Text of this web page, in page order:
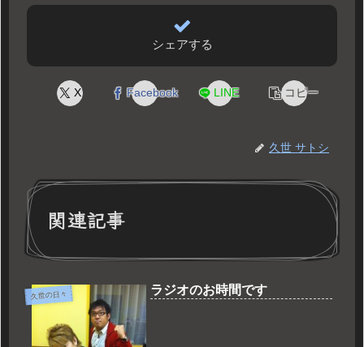
シェアする
X Facebook LINE コピー
久世 サトシ
関連記事
久世の日々 ラジオのお時間です